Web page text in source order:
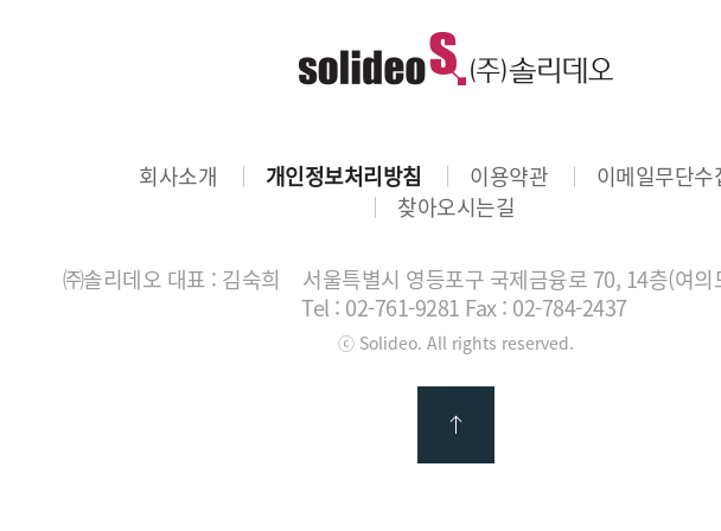
회사소개 개인정보처리방침 이용약관
이메일무단수
찾아오시는길
㈜솔리데오 대표 : 김숙희
서울특별시 영등포구 국제금융로 70, 14층(여
Tel : 02-761-9281 Fax : 02-784-2437
ⓒ Solideo. All rights reserved.